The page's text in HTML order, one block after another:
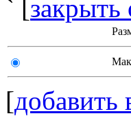
` [закрыть
[добавить